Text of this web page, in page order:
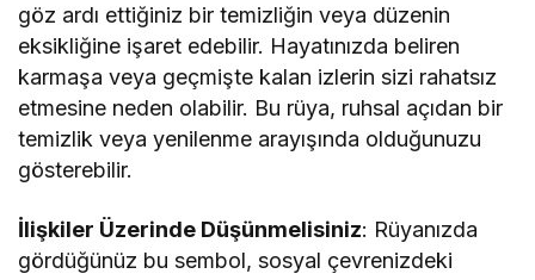
göz ardı ettiğiniz bir temizliğin veya düzenin
eksikliğine işaret edebilir. Hayatınızda beliren
karmaşa veya geçmişte kalan izlerin sizi rahatsız
etmesine neden olabilir. Bu rüya, ruhsal açıdan bir
temizlik veya yenilenme arayışında olduğunuzu
gösterebilir.
İlişkiler Üzerinde Düşünmelisiniz: Rüyanızda
gördüğünüz bu sembol, sosyal çevrenizdeki